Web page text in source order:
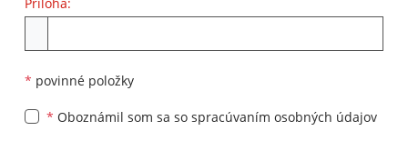
* povinné položky
* Oboznámil som sa so spracúvaním osobných údajov